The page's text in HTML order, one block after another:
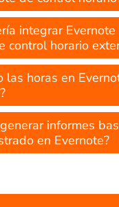
integrar Evernote
control horario
las horas en
informes
en Evernote?